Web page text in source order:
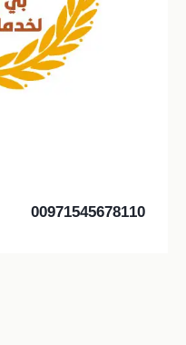
00971545678110